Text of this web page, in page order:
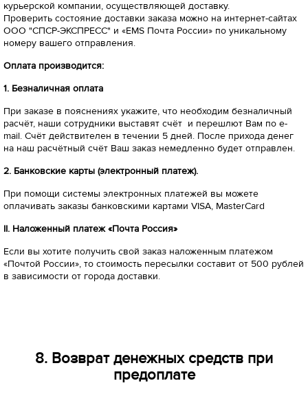
курьерской компании, осуществляющей доставку.
Проверить состояние доставки заказа можно на интернет-сайтах
ООО "СПСР-ЭКСПРЕСС" и «EMS Почта России» по уникальному
номеру вашего отправления.
Оплата производится:
1. Безналичная оплата
При заказе в пояснениях укажите, что необходим безналичный
расчёт, наши сотрудники выставят счёт и перешлют Вам по e-
mail. Счёт действителен в течении 5 дней. После прихода денег
на наш расчётный счёт Ваш заказ немедленно будет отправлен.
2. Банковские карты (электронный платеж).
При помощи системы электронных платежей вы можете
оплачивать заказы банковскими картами VISA, MasterCard
II. Наложенный платеж «Почта Россия»
Если вы хотите получить свой заказ наложенным платежом
«Почтой России», то стоимость пересылки составит от 500 рублей
в зависимости от города доставки.
8. Возврат денежных средств при
предоплате